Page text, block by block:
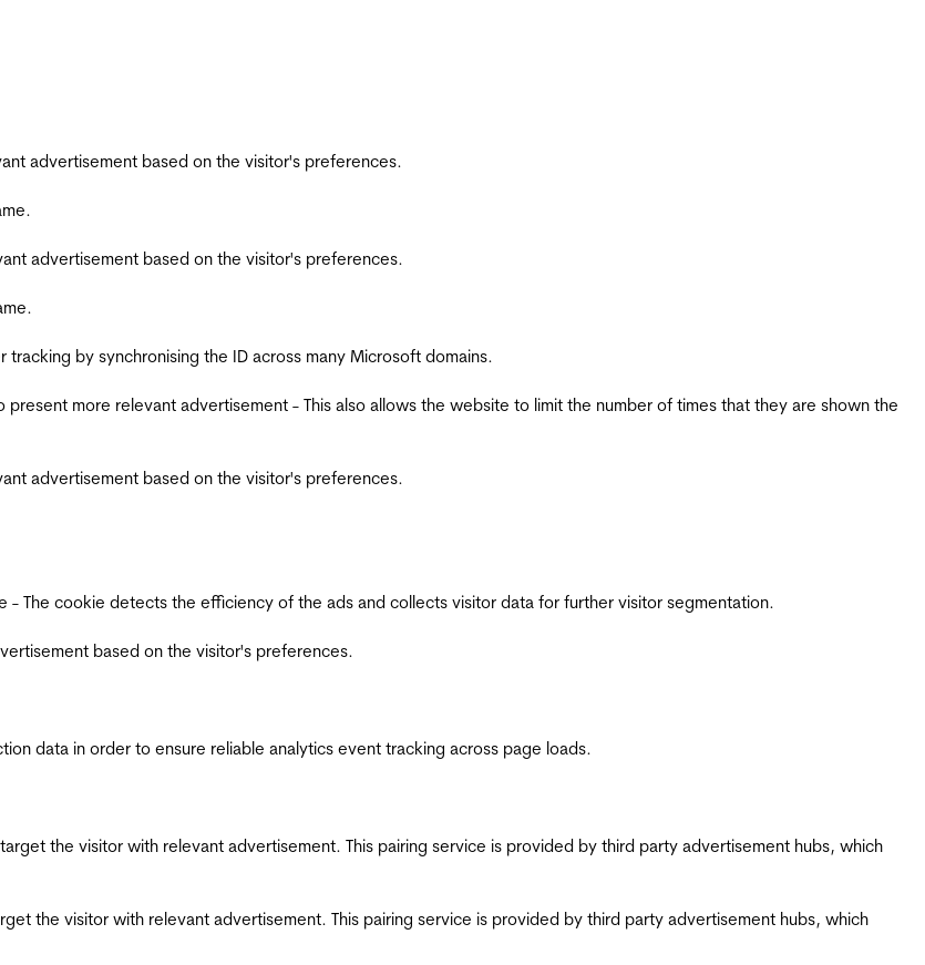
advertisement based on the visitor's preferences.
advertisement based on the visitor's preferences.
by synchronising the ID across many Microsoft domains.
more relevant advertisement - This also allows the website to limit the number of times that they are shown the
advertisement based on the visitor's preferences.
The cookie detects the efficiency of the ads and collects visitor data for further visitor segmentation.
based on the visitor's preferences.
data in order to ensure reliable analytics event tracking across page loads.
the visitor with relevant advertisement. This pairing service is provided by third party advertisement hubs, which
the visitor with relevant advertisement. This pairing service is provided by third party advertisement hubs, which